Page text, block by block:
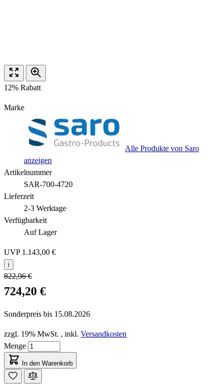
12% Rabatt
Marke
Alle Produkte von Saro
anzeigen
Artikelnummer
SAR-700-4720
Lieferzeit
2-3 Werktage
Verfügbarkeit
Auf Lager
UVP 1.143,00 €
i
822,96 €
724,20 €
Sonderpreis bis 15.08.2026
zzgl. 19% MwSt. , inkl. Versandkosten
Menge
In den Warenkorb